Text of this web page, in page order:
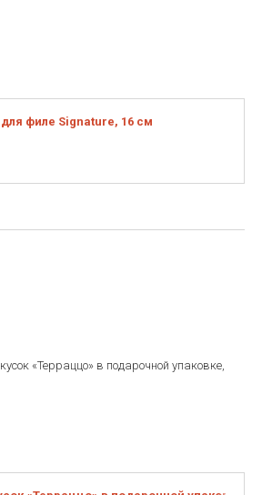
филе Signature, 16 см